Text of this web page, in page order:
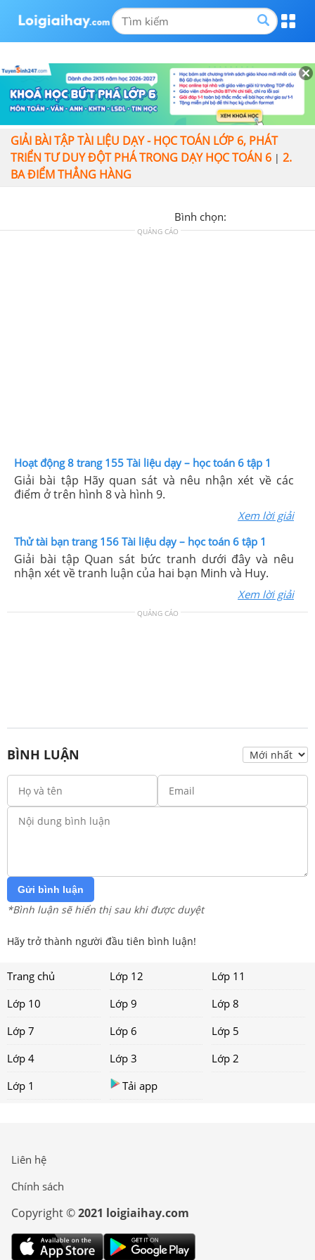
GIẢI BÀI TẬP TÀI LIỆU DẠY - HỌC TOÁN LỚP 6, PHÁT
TRIỂN TƯ DUY ĐỘT PHÁ TRONG DẠY HỌC TOÁN 6 | 2.
BA ĐIỂM THẲNG HÀNG
Bình chọn:
QUẢNG CÁO
Hoạt động 8 trang 155 Tài liệu dạy – học toán 6 tập 1
Giải bài tập Hãy quan sát và nêu nhận xét về các
điểm ở trên hình 8 và hình 9.
Xem lời giải
Thử tài bạn trang 156 Tài liệu dạy – học toán 6 tập 1
Giải bài tập Quan sát bức tranh dưới đây và nêu
nhận xét về tranh luận của hai bạn Minh và Huy.
Xem lời giải
QUẢNG CÁO
BÌNH LUẬN
Gửi bình luận
*Bình luận sẽ hiển thị sau khi được duyệt
Hãy trở thành người đầu tiên bình luận!
Trang chủ Lớp 12
Lớp 11
Lớp 10
Lớp 9
Lớp 8
Lớp 7
Lớp 6
Lớp 5
Lớp 4
Lớp 3
Lớp 2
Lớp 1
Tải app
Liên hệ
Chính sách
Copyright ©2021 loigiaihay.com